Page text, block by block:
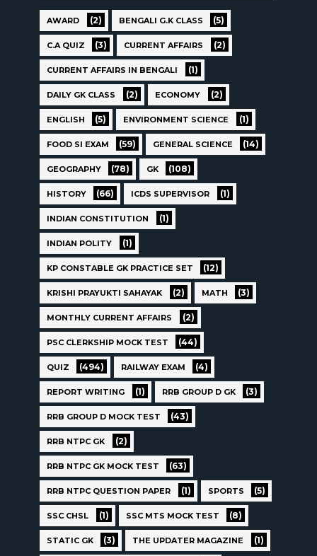
AWARD (2) BENGALI G.K CLASS (5)
C.A QUIZ (3) CURRENT AFFAIRS (2)
CURRENT AFFAIRS IN BENGALI (1)
DAILY GK CLASS (2) ECONOMY (2)
ENGLISH (5) ENVIRONMENT SCIENCE (1)
FOOD SI EXAM (59) GENERAL SCIENCE (14)
GEOGRAPHY (78) GK (108)
HISTORY (66) ICDS SUPERVISOR (1)
INDIAN CONSTITUTION (1)
INDIAN POLITY (1)
KP CONSTABLE GK PRACTICE SET (12)
KRISHI PRAYUKTI SAHAYAK (2) MATH (3)
MONTHLY CURRENT AFFAIRS (2)
PSC CLERKSHIP MOCK TEST (44)
QUIZ (494) RAILWAY EXAM (4)
REPORT WRITING (1) RRB GROUP D GK (3)
RRB GROUP D MOCK TEST (43)
RRB NTPC GK (2)
RRB NTPC GK MOCK TEST (63)
RRB NTPC QUESTION PAPER (1) SPORTS (5)
SSC CHSL (1) SSC MTS MOCK TEST (8)
STATIC GK (3) THE UPDATER MAGAZINE (1)